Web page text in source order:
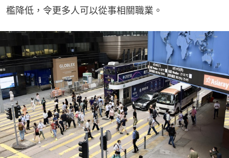
檻降低，令更多人可以從事相關職業。